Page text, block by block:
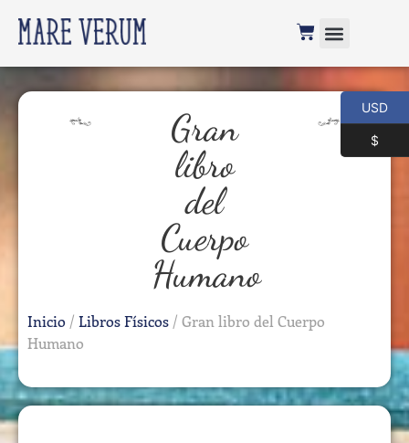
Gran
libro
del
Cuerpo
Humano
Inicio / Libros Físicos / Gran libro del Cuerpo
Humano
USD
$